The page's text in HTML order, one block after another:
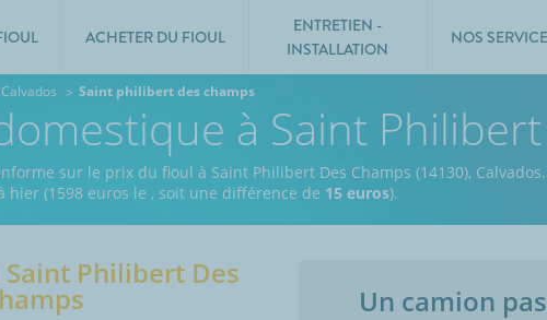
ACHETER DU FIOUL
ENTRETIEN -
INSTALLATION
NOS
Calvados Saint philibert des champs
à Saint
sur le prix du fioul à Saint Philibert Des Champs (14130), Calvados.
hier (1598 euros le , soit une différence de 15 euros).
Saint Philibert Des
Un camion